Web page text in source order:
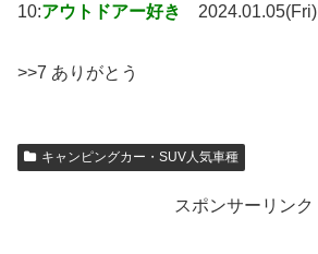
10:アウトドアー好き 2024.01.05(Fri)
>>7 ありがとう
キャンピングカー・SUV人気車種
スポンサーリンク